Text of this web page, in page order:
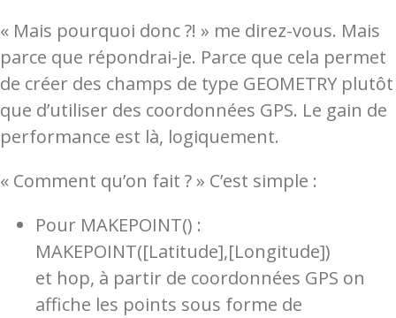
« Mais pourquoi donc ?! » me direz-vous. Mais
parce que répondrai-je. Parce que cela permet
de créer des champs de type GEOMETRY plutôt
que d’utiliser des coordonnées GPS. Le gain de
performance est là, logiquement.
« Comment qu’on fait ? » C’est simple :
Pour MAKEPOINT() :
MAKEPOINT([Latitude],[Longitude])
et hop, à partir de coordonnées GPS on
affiche les points sous forme de